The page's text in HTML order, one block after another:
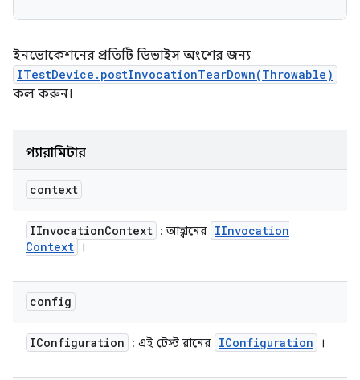
ইনভোকেশনের প্রতিটি ডিভাইস অংশের জন্য
ITestDevice.postInvocationTearDown(Throwable)
কল করুন।
প্যারামিটার
context
IInvocationContext : আহ্বানের IInvocation
Context
।
config
IConfiguration : এই টেস্ট রানের IConfiguration ।